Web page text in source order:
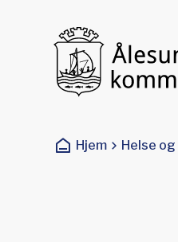
Du er her:
Hjem Helse